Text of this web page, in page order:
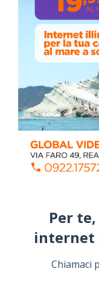
Per
internet
Chiamaci
EVENTI
FESTE POPOLARI
METEO
SEE AND VISIT